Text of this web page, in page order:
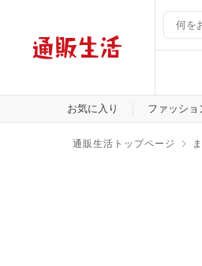
バ
ル
メ
お気に入り ファッショ
通販生活トップページ